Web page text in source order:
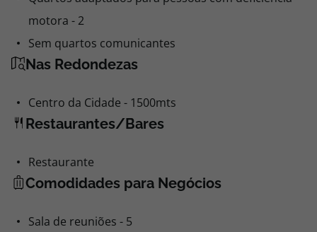
Ver mais opções (
Quartos adaptados para pessoas com deficiência
motora - 2
Sem quartos comunicantes
Nas Redondezas
Centro da Cidade - 1500mts
Restaurante
Comodidades para Negócios